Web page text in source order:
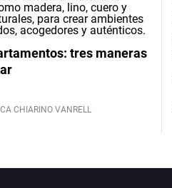
tres maneras
CHIARINO VANRELL